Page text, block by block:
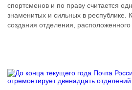
спортсменов и по праву считается
знаменитых и сильных в
создания отделения, расположенного